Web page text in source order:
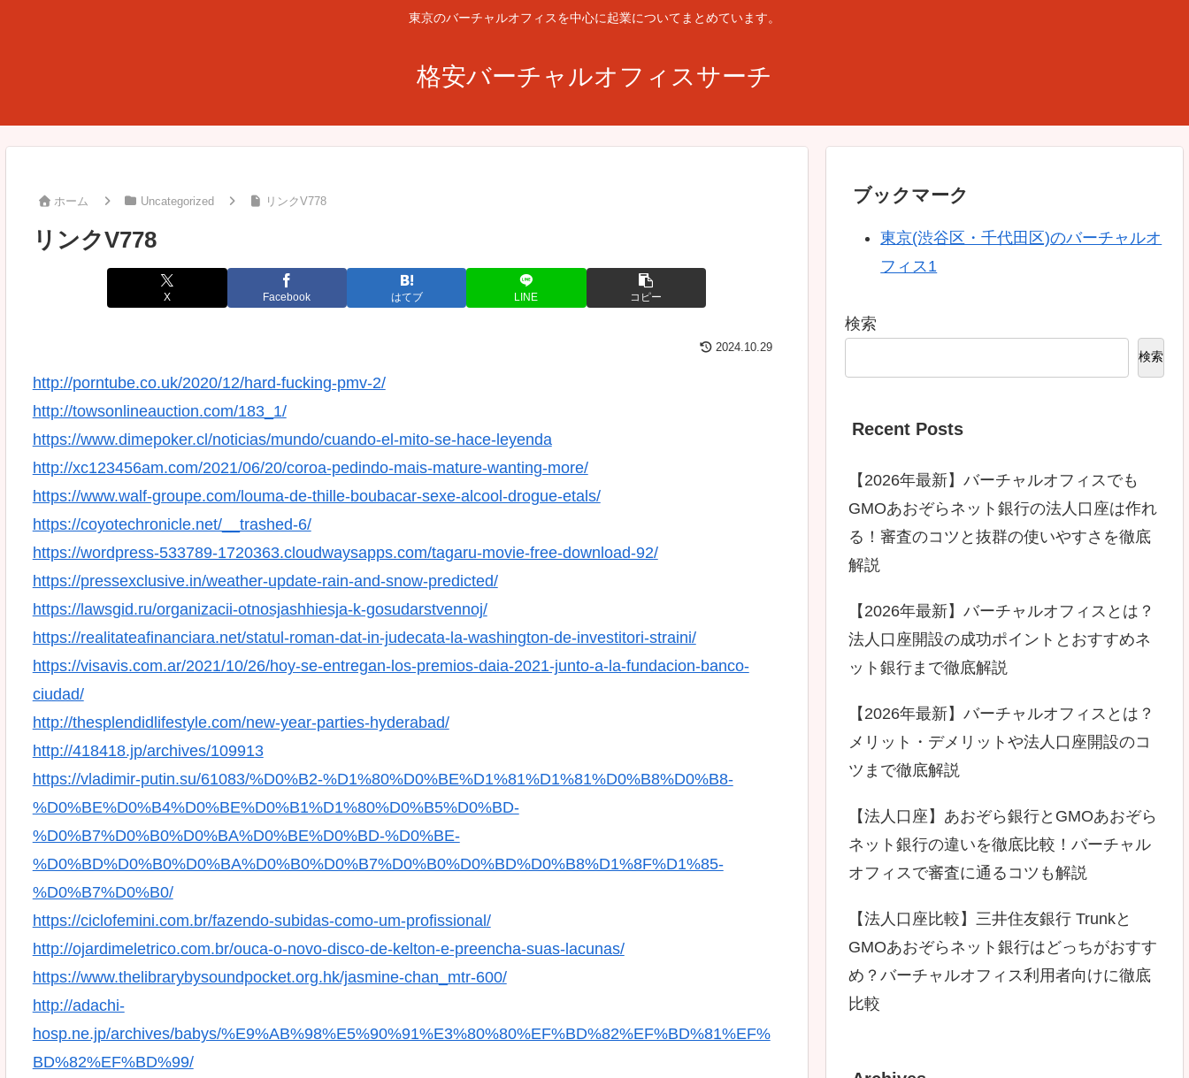
東京のバーチャルオフィスを中心に起業についてまとめています。
格安バーチャルオフィスサーチ
ホーム Uncategorized リンクV778
リンクV778
X Facebook はてブ LINE コピー
2024.10.29
http://porntube.co.uk/2020/12/hard-fucking-pmv-2/
http://towsonlineauction.com/183_1/
https://www.dimepoker.cl/noticias/mundo/cuando-el-mito-se-hace-leyenda
http://xc123456am.com/2021/06/20/coroa-pedindo-mais-mature-wanting-more/
https://www.walf-groupe.com/louma-de-thille-boubacar-sexe-alcool-drogue-etals/
https://coyotechronicle.net/__trashed-6/
https://wordpress-533789-1720363.cloudwaysapps.com/tagaru-movie-free-download-92/
https://pressexclusive.in/weather-update-rain-and-snow-predicted/
https://lawsgid.ru/organizacii-otnosjashhiesja-k-gosudarstvennoj/
https://realitateafinanciara.net/statul-roman-dat-in-judecata-la-washington-de-investitori-straini/
https://visavis.com.ar/2021/10/26/hoy-se-entregan-los-premios-daia-2021-junto-a-la-fundacion-banco-
ciudad/
http://thesplendidlifestyle.com/new-year-parties-hyderabad/
http://418418.jp/archives/109913
https://vladimir-putin.su/61083/%D0%B2-%D1%80%D0%BE%D1%81%D1%81%D0%B8%D0%B8-
%D0%BE%D0%B4%D0%BE%D0%B1%D1%80%D0%B5%D0%BD-
%D0%B7%D0%B0%D0%BA%D0%BE%D0%BD-%D0%BE-
%D0%BD%D0%B0%D0%BA%D0%B0%D0%B7%D0%B0%D0%BD%D0%B8%D1%8F%D1%85-
%D0%B7%D0%B0/
https://ciclofemini.com.br/fazendo-subidas-como-um-profissional/
http://ojardimeletrico.com.br/ouca-o-novo-disco-de-kelton-e-preencha-suas-lacunas/
https://www.thelibrarybysoundpocket.org.hk/jasmine-chan_mtr-600/
http://adachi-
hosp.ne.jp/archives/babys/%E9%AB%98%E5%90%91%E3%80%80%EF%BD%82%EF%BD%81%EF%
BD%82%EF%BD%99/
ブックマーク
東京(渋谷区・千代田区)のバーチャルオ
フィス1
検索
検索
Recent Posts
【2026年最新】バーチャルオフィスでも
GMOあおぞらネット銀行の法人口座は作れ
る！審査のコツと抜群の使いやすさを徹底
解説
【2026年最新】バーチャルオフィスとは？
法人口座開設の成功ポイントとおすすめネ
ット銀行まで徹底解説
【2026年最新】バーチャルオフィスとは？
メリット・デメリットや法人口座開設のコ
ツまで徹底解説
【法人口座】あおぞら銀行とGMOあおぞら
ネット銀行の違いを徹底比較！バーチャル
オフィスで審査に通るコツも解説
【法人口座比較】三井住友銀行 Trunkと
GMOあおぞらネット銀行はどっちがおすす
め？バーチャルオフィス利用者向けに徹底
比較